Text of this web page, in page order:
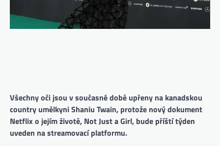
Všechny oči jsou v současné době upřeny na kanadskou
country umělkyni Shaniu Twain, protože nový dokument
Netflix o jejím životě, Not Just a Girl, bude příští týden
uveden na streamovací platformu.